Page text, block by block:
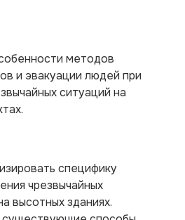
методов
и эвакуации людей при
ситуаций на
специфику
чрезвычайных
высотных зданиях.